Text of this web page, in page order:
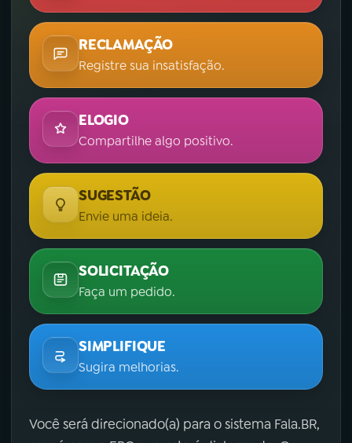
RECLAMAÇÃO
Registre sua insatisfação.
ELOGIO
Compartilhe algo positivo.
SUGESTÃO
Envie uma ideia.
SOLICITAÇÃO
Faça um pedido.
SIMPLIFIQUE
Sugira melhorias.
Você será direcionado(a) para o sistema Fala.BR,